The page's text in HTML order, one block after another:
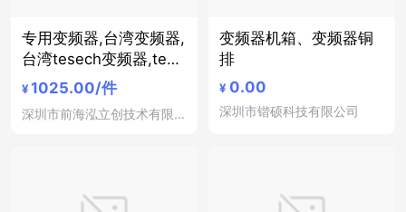
专用变频器,台湾变频器,
台湾tesech变频器,tese
ch变频器,3hp变频
¥ 1025.00/件
深圳市前海泓立创技术有限公司
变频器机箱、变频器铜
排
¥ 0.00
深圳市锴硕科技有限公司